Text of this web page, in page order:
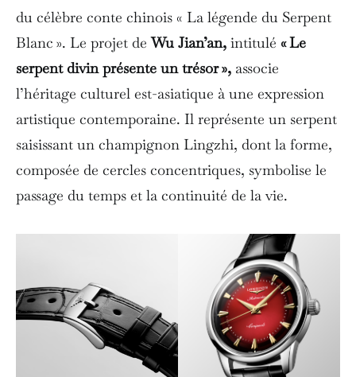
du célèbre conte chinois « La légende du Serpent
Blanc ». Le projet deWu Jian’an, intitulé « Le
serpent divin présente un trésor », associe
l’héritage culturel est-asiatique à une expression
artistique contemporaine. Il représente un serpent
saisissant un champignon Lingzhi, dont la forme,
composée de cercles concentriques, symbolise le
passage du temps et la continuité de la vie.